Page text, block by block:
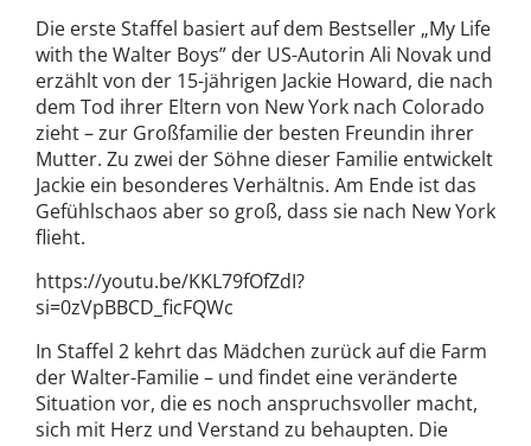
Die erste Staffel basiert auf dem Bestseller „My Life
with the Walter Boys” der US-Autorin Ali Novak und
erzählt von der 15-jährigen Jackie Howard, die nach
dem Tod ihrer Eltern von New York nach Colorado
zieht – zur Großfamilie der besten Freundin ihrer
Mutter. Zu zwei der Söhne dieser Familie entwickelt
Jackie ein besonderes Verhältnis. Am Ende ist das
Gefühlschaos aber so groß, dass sie nach New York
flieht.
https://youtu.be/KKL79fOfZdI?
si=0zVpBBCD_ficFQWc
In Staffel 2 kehrt das Mädchen zurück auf die Farm
der Walter-Familie – und findet eine veränderte
Situation vor, die es noch anspruchsvoller macht,
sich mit Herz und Verstand zu behaupten. Die